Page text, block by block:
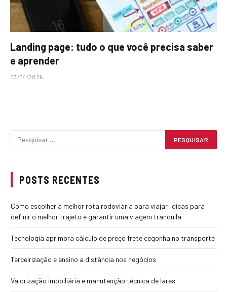
Landing page: tudo o que você precisa saber
e aprender
03/04/2026
POSTS RECENTES
Como escolher a melhor rota rodoviária para viajar: dicas para
definir o melhor trajeto e garantir uma viagem tranquila
Tecnologia aprimora cálculo de preço frete cegonha no transporte
Terceirização e ensino a distância nos negócios
Valorização imobiliária e manutenção técnica de lares